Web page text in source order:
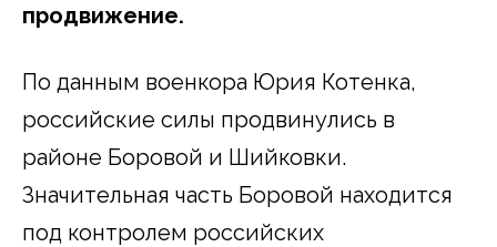
продвижение.
По данным военкора Юрия Котенка,
российские силы продвинулись в
районе Боровой и Шийковки.
Значительная часть Боровой находится
под контролем российских